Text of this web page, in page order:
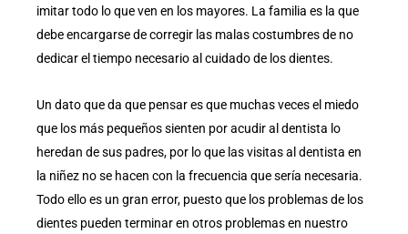
imitar todo lo que ven en los mayores. La familia es la que
debe encargarse de corregir las malas costumbres de no
dedicar el tiempo necesario al cuidado de los dientes.
Un dato que da que pensar es que muchas veces el miedo
que los más pequeños sienten por acudir al dentista lo
heredan de sus padres, por lo que las visitas al dentista en
la niñez no se hacen con la frecuencia que sería necesaria.
Todo ello es un gran error, puesto que los problemas de los
dientes pueden terminar en otros problemas en nuestro